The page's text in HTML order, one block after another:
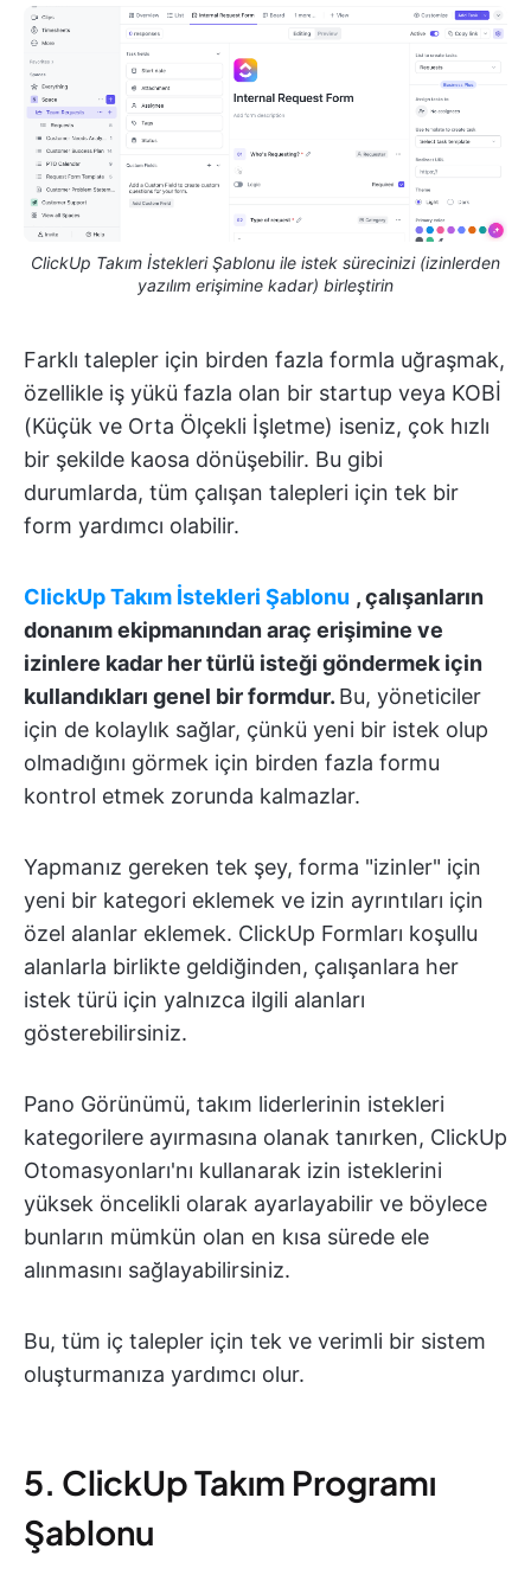
ClickUp Takım İstekleri Şablonu ile istek sürecinizi (izinlerden
yazılım erişimine kadar) birleştirin
Farklı talepler için birden fazla formla uğraşmak,
özellikle iş yükü fazla olan bir startup veya KOBİ
(Küçük ve Orta Ölçekli İşletme) iseniz, çok hızlı
bir şekilde kaosa dönüşebilir. Bu gibi
durumlarda, tüm çalışan talepleri için tek bir
form yardımcı olabilir.
ClickUp Takım İstekleri Şablonu , çalışanların
donanım ekipmanından araç erişimine ve
izinlere kadar her türlü isteği göndermek için
kullandıkları genel bir formdur. Bu, yöneticiler
için de kolaylık sağlar, çünkü yeni bir istek olup
olmadığını görmek için birden fazla formu
kontrol etmek zorunda kalmazlar.
Yapmanız gereken tek şey, forma "izinler" için
yeni bir kategori eklemek ve izin ayrıntıları için
özel alanlar eklemek. ClickUp Formları koşullu
alanlarla birlikte geldiğinden, çalışanlara her
istek türü için yalnızca ilgili alanları
gösterebilirsiniz.
Pano Görünümü, takım liderlerinin istekleri
kategorilere ayırmasına olanak tanırken, ClickUp
Otomasyonları'nı kullanarak izin isteklerini
yüksek öncelikli olarak ayarlayabilir ve böylece
bunların mümkün olan en kısa sürede ele
alınmasını sağlayabilirsiniz.
Bu, tüm iç talepler için tek ve verimli bir sistem
oluşturmanıza yardımcı olur.
5. ClickUp Takım Programı
Şablonu